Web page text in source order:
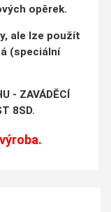
opěrek.
ale lze použít
(speciální
- ZAVÁDĚCÍ
8SD.